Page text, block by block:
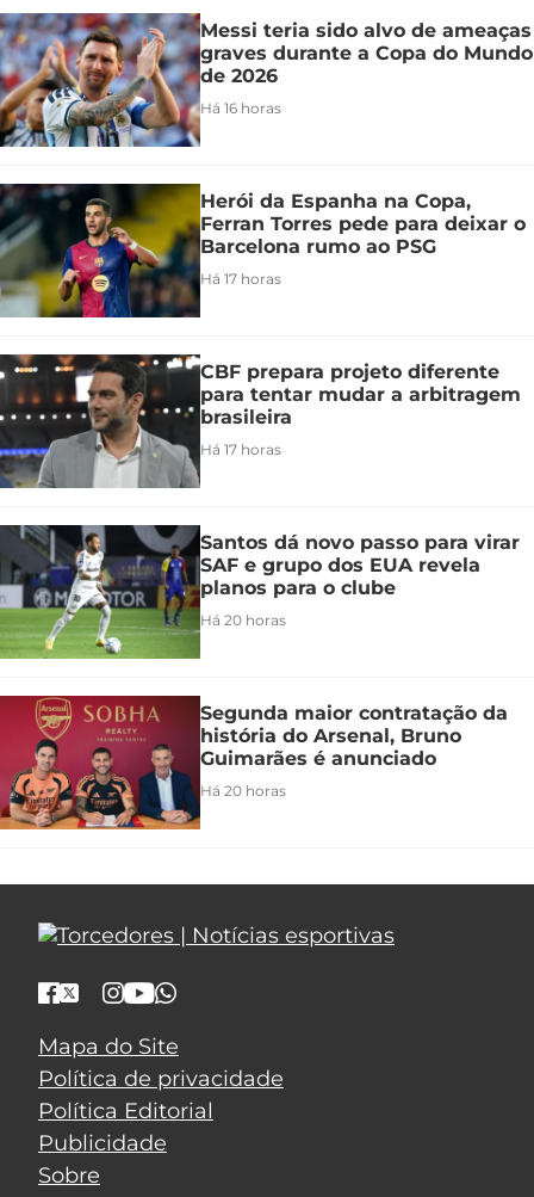
Messi teria sido alvo de ameaças
graves durante a Copa do Mundo
de 2026
Há 16 horas
Herói da Espanha na Copa,
Ferran Torres pede para deixar o
Barcelona rumo ao PSG
Há 17 horas
CBF prepara projeto diferente
para tentar mudar a arbitragem
brasileira
Há 17 horas
Santos dá novo passo para virar
SAF e grupo dos EUA revela
planos para o clube
Há 20 horas
Segunda maior contratação da
história do Arsenal, Bruno
Guimarães é anunciado
Há 20 horas
Mapa do Site
Política de privacidade
Política Editorial
Publicidade
Sobre